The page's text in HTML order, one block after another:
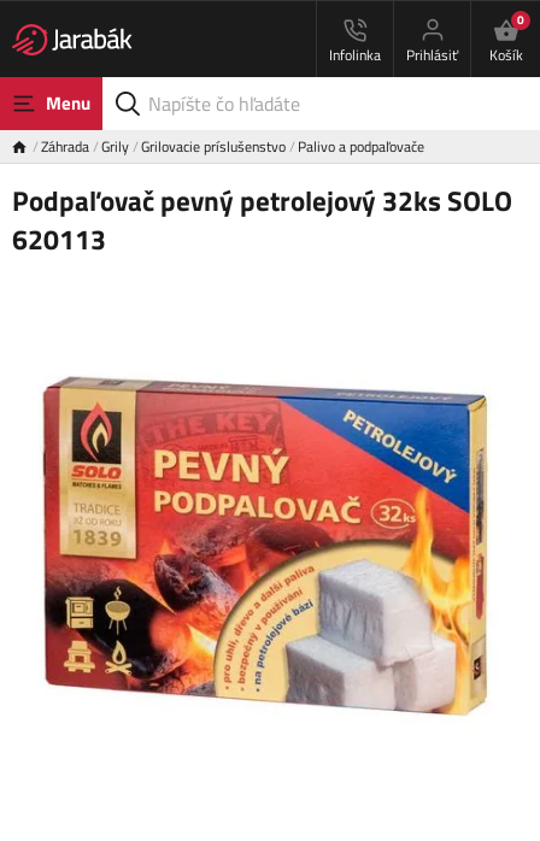
Infolinka Prihlásiť
0
Košík
Menu
Záhrada Grily Grilovacie príslušenstvo Palivo a podpaľovače
Podpaľovač pevný petrolejový 32ks SOLO
620113